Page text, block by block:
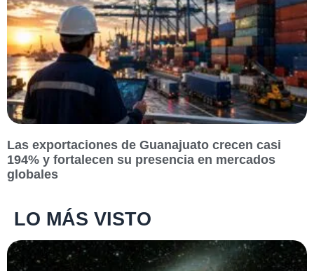
Las exportaciones de Guanajuato crecen casi
194% y fortalecen su presencia en mercados
globales
LO MÁS VISTO